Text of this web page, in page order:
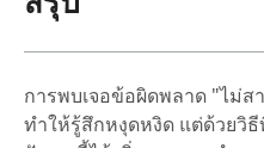
การพบเจอข้อผิดพลาด "ไม่ส
ทำให้รู้สึกหงุดหงิด แต่ด้วยวิ